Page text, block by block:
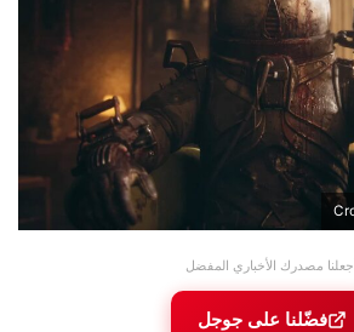
أجعلنا مصدرك الأخباري المفضل
فضّلنا على جوجل